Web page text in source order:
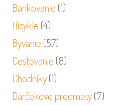
Bankovanie (1)
Bicykle (4)
Bývanie (57)
Cestovanie (8)
Chodníky(1)
Darčekové predmety(7)